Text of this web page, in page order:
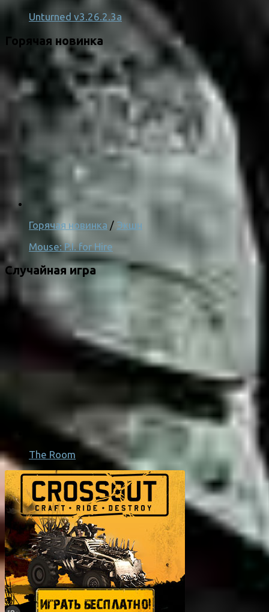
Unturned v3.26.2.3a
Горячая новинка
Горячая новинка / Экшн
Mouse: P.I. for Hire
Случайная игра
The Room